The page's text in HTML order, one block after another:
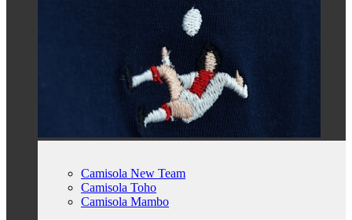
Camisola New Team
Camisola Toho
Camisola Mambo